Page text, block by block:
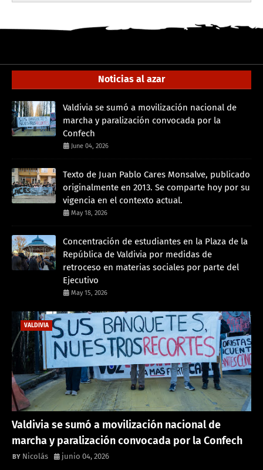
Noticias al azar
Valdivia se sumó a movilización nacional de
marcha y paralización convocada por la
Confech
June 04, 2026
Texto de Juan Pablo Cares Monsalve, publicado
originalmente en 2013. Se comparte hoy por su
vigencia en el contexto actual.
May 18, 2026
Concentración de estudiantes en la Plaza de la
República de Valdivia por medidas de
retroceso en materias sociales por parte del
Ejecutivo
May 15, 2026
VALDIVIA
Valdivia se sumó a movilización nacional de
marcha y paralización convocada por la Confech
Nicolás junio 04, 2026